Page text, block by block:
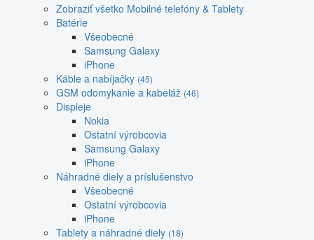
Zobraziť všetko Mobilné telefóny & Tablety
Batérie
Všeobecné
Samsung Galaxy
iPhone
Káble a nabíjačky (45)
GSM odomykanie a kabeláž (46)
Displeje
Nokia
Ostatní výrobcovia
Samsung Galaxy
iPhone
Náhradné diely a príslušenstvo
Všeobecné
Ostatní výrobcovia
iPhone
Tablety a náhradné diely (18)